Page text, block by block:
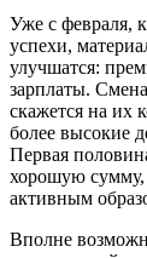
Уже с февраля,
успехи,
улучшатся:
зарплаты.
скажется на их
более высокие
Первая
хорошую сумму,
активным
Вполне